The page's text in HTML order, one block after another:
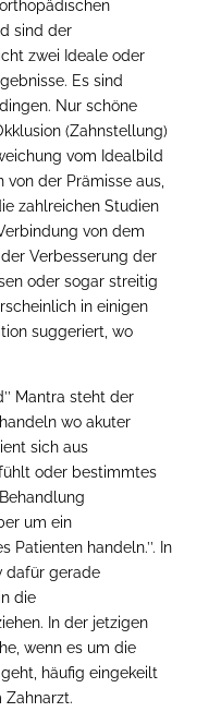
sind der
zwei Ideale oder
Es sind
Nur schöne
(Zahnstellung)
vom Idealbild
der Prämisse aus,
zahlreichen Studien
von dem
Verbesserung der
oder sogar streitig
in einigen
suggeriert, wo
Mantra steht der
wo akuter
sich aus
oder bestimmtes
um ein
handeln.’’. In
dafür gerade
die
In der jetzigen
wenn es um die
häufig eingekeilt
Zahnarzt.